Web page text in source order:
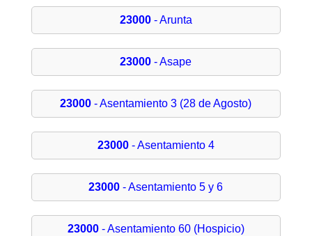
23000- Arunta
23000 - Asape
23000 - Asentamiento 3 (28 de Agosto)
23000- Asentamiento 4
23000 - Asentamiento 5 y 6
23000- Asentamiento 60 (Hospicio)